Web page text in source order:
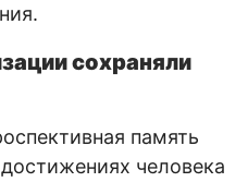
сохраняли
память
человека